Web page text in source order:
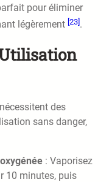
pour éliminer
légèrement [23].
des
sans danger,
: Vaporisez
10 minutes, puis